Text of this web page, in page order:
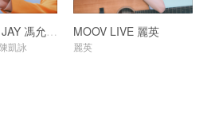
MOOV LIVE JAY 馮允謙 x JACE 陳凱詠
凱詠
MOOV LIVE 麗英
麗英